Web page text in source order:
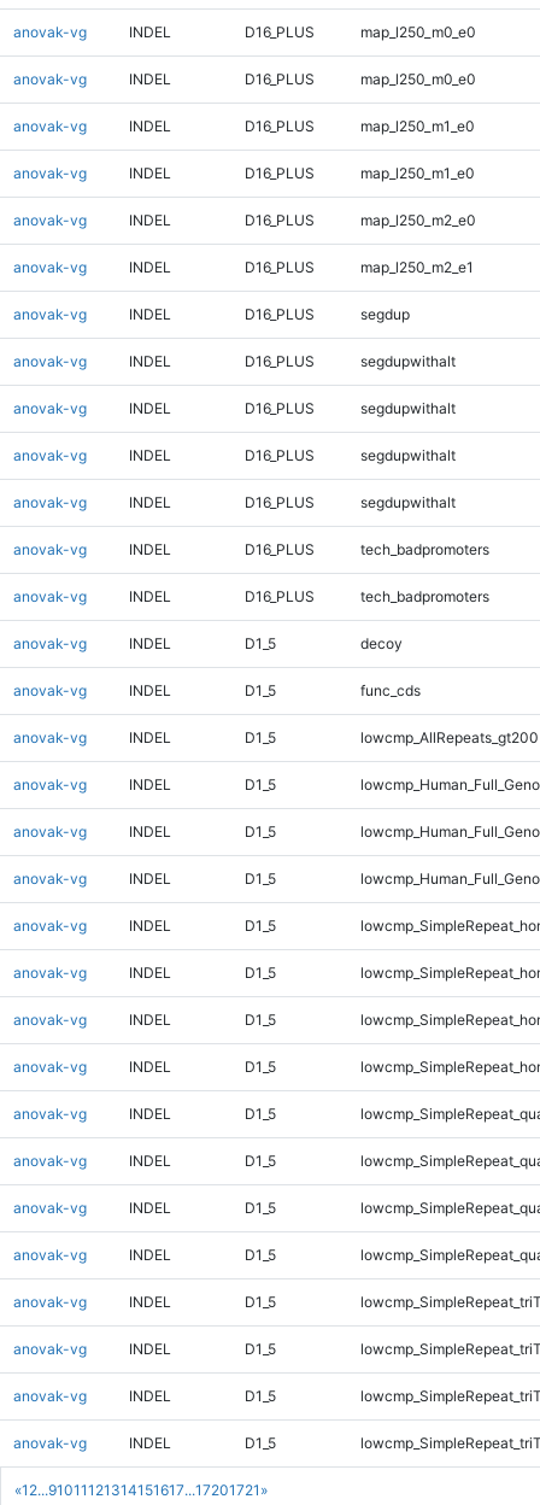
«1 2...91011121314151617...17201721 »
anovak-vg INDEL D16_PLUS map_l250_m0_e0
anovak-vg INDEL D16_PLUS map_l250_m0_e0
anovak-vg INDEL D16_PLUS map_l250_m1_e0
anovak-vg INDEL D16_PLUS map_l250_m1_e0
anovak-vg INDEL D16_PLUS map_l250_m2_e0
anovak-vg INDEL D16_PLUS map_l250_m2_e1
anovak-vg INDEL D16_PLUS segdup
anovak-vg INDEL D16_PLUS segdupwithalt
anovak-vg INDEL D16_PLUS segdupwithalt
anovak-vg INDEL D16_PLUS segdupwithalt
anovak-vg INDEL D16_PLUS segdupwithalt
anovak-vg INDEL D16_PLUS tech_badpromoters
anovak-vg INDEL D16_PLUS tech_badpromoters
anovak-vg INDEL D1_5 decoy
anovak-vg INDEL D1_5 func_cds
anovak-vg INDEL D1_5
anovak-vg INDEL D1_5
anovak-vg INDEL D1_5
anovak-vg INDEL D1_5
anovak-vg INDEL D1_5
anovak-vg INDEL D1_5
anovak-vg INDEL D1_5
anovak-vg INDEL D1_5
anovak-vg INDEL D1_5
anovak-vg INDEL D1_5
anovak-vg INDEL D1_5
anovak-vg INDEL D1_5
anovak-vg INDEL D1_5
anovak-vg INDEL D1_5
anovak-vg INDEL D1_5
anovak-vg INDEL D1_5